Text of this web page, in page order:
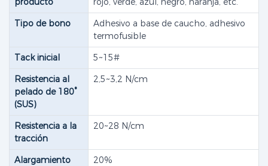
Tipo de bono
Adhesivo a base de caucho, adhesivo
termofusible
Tack inicial
5~15#
Resistencia al
pelado de 180°
(SUS)
2,5~3,2 N/cm
Resistencia a la
tracción
20~28 N/cm
Alargamiento
20%